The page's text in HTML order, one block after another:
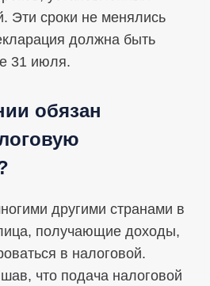
Эти сроки не менялись
должна быть
31 июля.
обязан
другими странами в
получающие доходы,
в налоговой.
что подача налоговой